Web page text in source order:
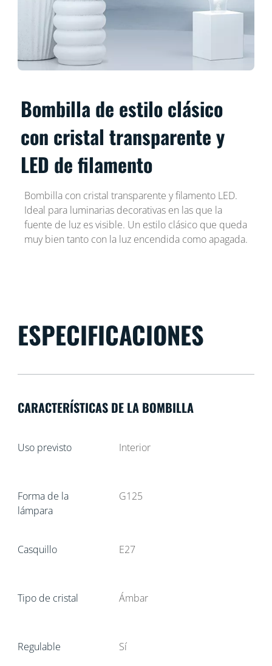
Bombilla de estilo clásico
con cristal transparente y
LED de filamento
Bombilla con cristal transparente y filamento LED.
Ideal para luminarias decorativas en las que la
fuente de luz es visible. Un estilo clásico que queda
muy bien tanto con la luz encendida como apagada.
ESPECIFICACIONES
CARACTERÍSTICAS DE LA BOMBILLA
Uso previsto Interior
Forma de la
lámpara
G125
Casquillo E27
Tipo de cristal Ámbar
Regulable Sí